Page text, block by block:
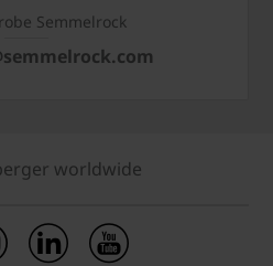
Semmelrock
worldwide